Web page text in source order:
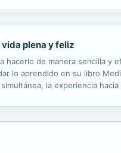
plena y feliz
hacerlo de manera sencilla
lo aprendido en su libro
la experiencia